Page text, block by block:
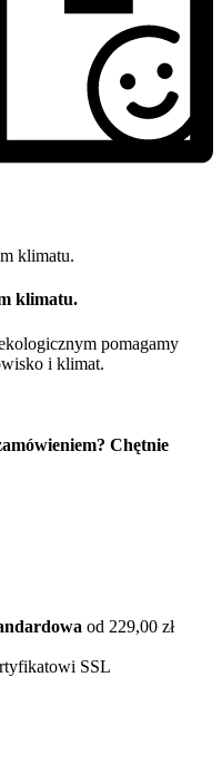
klimatu.
pomagamy
i klimat.
Chętnie
od 229,00 zł
SSL